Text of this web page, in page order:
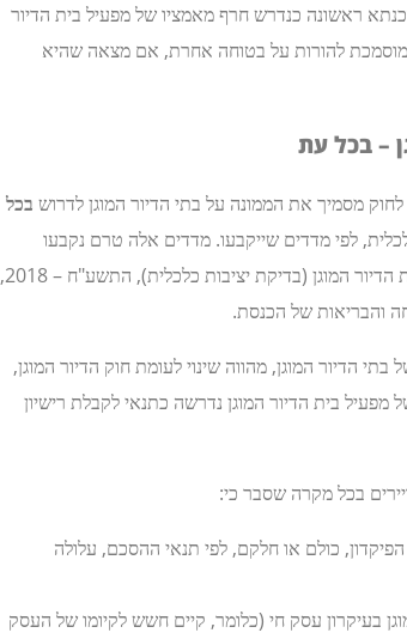
ראשונה כנדרש חרף מאמציו של מפעיל בית הדיור
מוסמכת להורות על בטוחה אחרת, אם מצאה שהיא
– בכל עת
מסמיך את הממונה על בתי הדיור המוגן לדרוש בכל
לפי מדדים שייקבעו. מדדים אלה טרם נקבעו
סופית – נכון למועד כתיבת שורות אלו קיימת טיוטת תקנות הדיור המוגן (בדיקת יציבות כלכלית), התשע"ח – 2018,
והבריאות של הכנסת.
הדיור המוגן, מהווה שינוי לעומת חוק הדיור המוגן,
של מפעיל בית הדיור המוגן נדרשה כתנאי לקבלת רישיון
בכל מקרה שסבר כי:
כולם או חלקם, לפי תנאי ההסכם, עלולה
בעיקרון עסק חי (כלומר, קיים חשש לקיומו של העסק